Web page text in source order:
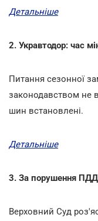
Детальніше
2. Укравтодор: час
Питання сезонної
законодавством не
шин встановлені.
Детальніше
3. За порушення
Верховний Суд